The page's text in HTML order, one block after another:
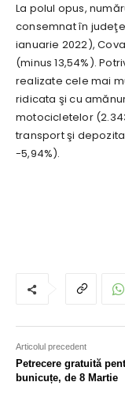
La polul opus,
consemnat în
ianuarie 2022),
(minus 13,54%).
realizate cele mai
ridicata şi cu
motocicletelor
transport şi
-5,94%).
Articolul precedent
Petrecere gratuită
bunicuțe, de 8 Martie